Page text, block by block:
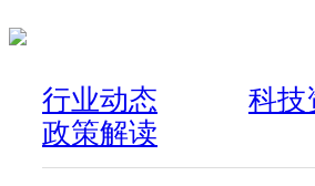
行业动态
科技
政策解读